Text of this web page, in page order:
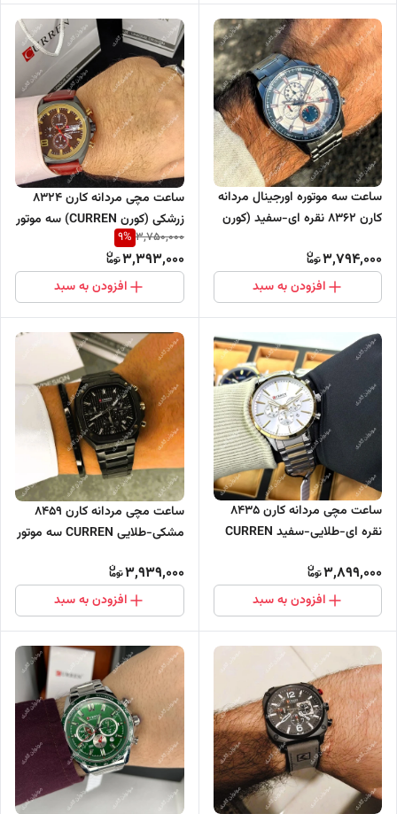
ساعت سه موتوره اورجینال مردانه
کارن 8362 نقره ای-سفید (کورن
3,794,000
افزودن به سبد
ساعت مچی مردانه کارن 8324
زرشکی (کورن CURREN) سه موتور
فعال
3,750,000
9%
3,393,000
افزودن به سبد
ساعت مچی مردانه کارن 8435
نقره ای-طلایی-سفید CURREN
3,899,000
افزودن به سبد
ساعت مچی مردانه کارن 8459
مشکی-طلایی CURREN سه موتور
3,939,000
افزودن به سبد